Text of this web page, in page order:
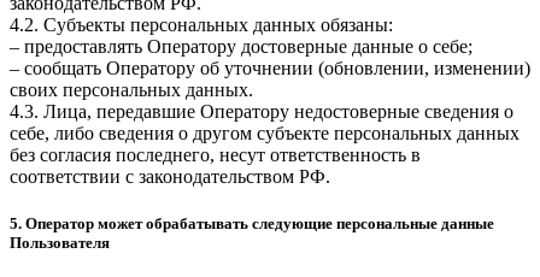
4.2. Субъекты персональных данных обязаны:
– предоставлять Оператору достоверные данные о себе;
– сообщать Оператору об уточнении (обновлении, изменении)
своих персональных данных.
4.3. Лица, передавшие Оператору недостоверные сведения о
себе, либо сведения о другом субъекте персональных данных
без согласия последнего, несут ответственность в
соответствии с законодательством РФ.
5. Оператор может обрабатывать следующие персональные данные
Пользователя